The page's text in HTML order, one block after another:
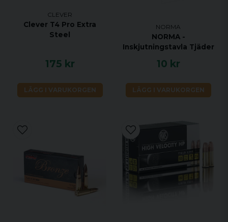
CLEVER
Clever T4 Pro Extra
Steel
175 kr
LÄGG I VARUKORGEN
NORMA
NORMA -
Inskjutningstavla Tjäder
10 kr
LÄGG I VARUKORGEN